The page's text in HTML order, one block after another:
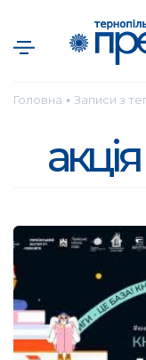
Головна ● Записи з